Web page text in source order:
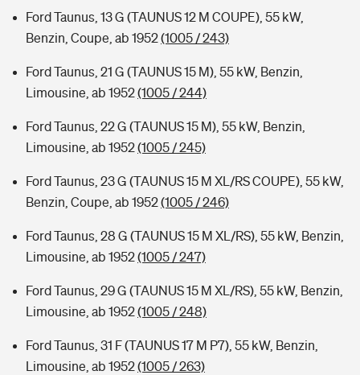
Ford Taunus, 13 G (TAUNUS 12 M COUPE), 55 kW,
Benzin, Coupe, ab 1952(1005 / 243)
Ford Taunus, 21 G (TAUNUS 15 M), 55 kW, Benzin,
Limousine, ab 1952(1005 / 244)
Ford Taunus, 22 G (TAUNUS 15 M), 55 kW, Benzin,
Limousine, ab 1952(1005 / 245)
Ford Taunus, 23 G (TAUNUS 15 M XL/RS COUPE), 55 kW,
Benzin, Coupe, ab 1952(1005 / 246)
Ford Taunus, 28 G (TAUNUS 15 M XL/RS), 55 kW, Benzin,
Limousine, ab 1952(1005 / 247)
Ford Taunus, 29 G (TAUNUS 15 M XL/RS), 55 kW, Benzin,
Limousine, ab 1952(1005 / 248)
Ford Taunus, 31 F (TAUNUS 17 M P7), 55 kW, Benzin,
Limousine, ab 1952(1005 / 263)